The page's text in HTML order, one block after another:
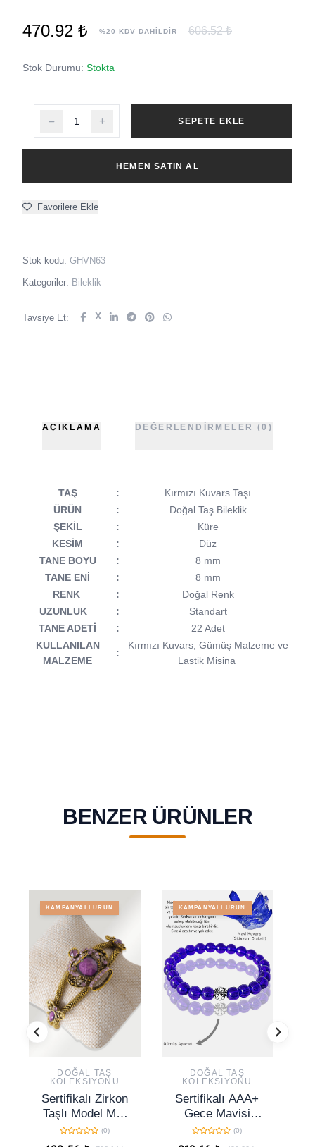
470.92 ₺ %20 KDV DAHİLDİR 606.52 ₺
Stok Durumu: Stokta
SEPETE EKLE
HEMEN SATIN AL
Favorilere Ekle
Stok kodu: GHVN63
Kategoriler: Bileklik
Tavsiye Et: X
AÇIKLAMA DEĞERLENDIRMELER (0)
TAŞ :
Kırmızı Kuvars Taşı
ÜRÜN
:
Doğal Taş Bileklik
ŞEKİL
:
Küre
KESİM
:
Düz
TANE BOYU
:
8 mm
TANE ENİ
:
8 mm
RENK
:
Doğal Renk
UZUNLUK
:
Standart
TANE ADETİ
:
22 Adet
KULLANILAN
MALZEME
:
Kırmızı Kuvars, Gümüş Malzeme ve
Lastik Misina
BENZER ÜRÜNLER
KAMPANYALI ÜRÜN
DOĞAL TAŞ
KOLEKSIYONU
Sertifikalı Zirkon
Taşlı Model Mor
Akik Taşı Bileklik
- Ayarlamalı
(0)
KAMPANYALI ÜRÜN
DOĞAL TAŞ
KOLEKSIYONU
Sertifikalı AAA+
Gece Mavisi
Kuvars Taşı
Bileklik - Gümüş
(0)